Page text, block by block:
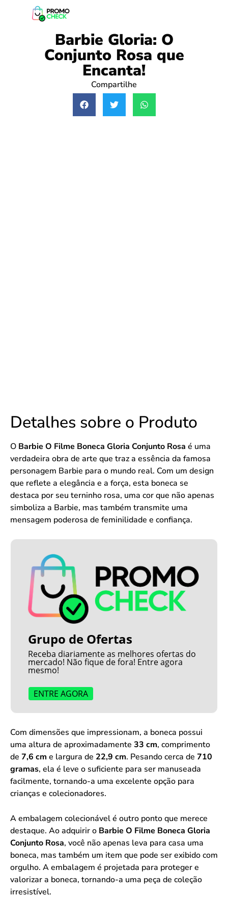
Barbie Gloria: O
Conjunto Rosa que
Encanta!
Compartilhe
Detalhes sobre o Produto
O Barbie O Filme Boneca Gloria Conjunto Rosa é uma
verdadeira obra de arte que traz a essência da famosa
personagem Barbie para o mundo real. Com um design
que reflete a elegância e a força, esta boneca se
destaca por seu terninho rosa, uma cor que não apenas
simboliza a Barbie, mas também transmite uma
mensagem poderosa de feminilidade e confiança.
Grupo de Ofertas
Receba diariamente as melhores ofertas do
mercado! Não fique de fora! Entre agora
mesmo!
ENTRE AGORA
Com dimensões que impressionam, a boneca possui
uma altura de aproximadamente 33 cm, comprimento
de 7,6 cm e largura de 22,9 cm. Pesando cerca de 710
gramas, ela é leve o suficiente para ser manuseada
facilmente, tornando-a uma excelente opção para
crianças e colecionadores.
A embalagem colecionável é outro ponto que merece
destaque. Ao adquirir o Barbie O Filme Boneca Gloria
Conjunto Rosa, você não apenas leva para casa uma
boneca, mas também um item que pode ser exibido com
orgulho. A embalagem é projetada para proteger e
valorizar a boneca, tornando-a uma peça de coleção
irresistível.